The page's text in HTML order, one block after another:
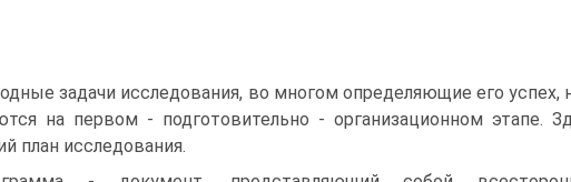
задачи исследования, во многом определяющие его успех,
на первом - подготовительно - организационном этапе.
план исследования.